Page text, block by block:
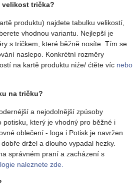
velikost trička?
produktu) najdete tabulku velikostí,
vhodnou variantu. Nejlepší je
s tričkem, které běžně nosíte. Tím se
naslepo. Konkrétní rozměry
na kartě produktu niźe/ ćtěte víc nebo
na tričku?
a nejodolnější zpúsoby
potisku, který je vhodný pro běžné i
oblečení - loga i Potisk je navržen
držel a dlouho vypadal hezky.
správném praní a zacházení s
naleznete zde.